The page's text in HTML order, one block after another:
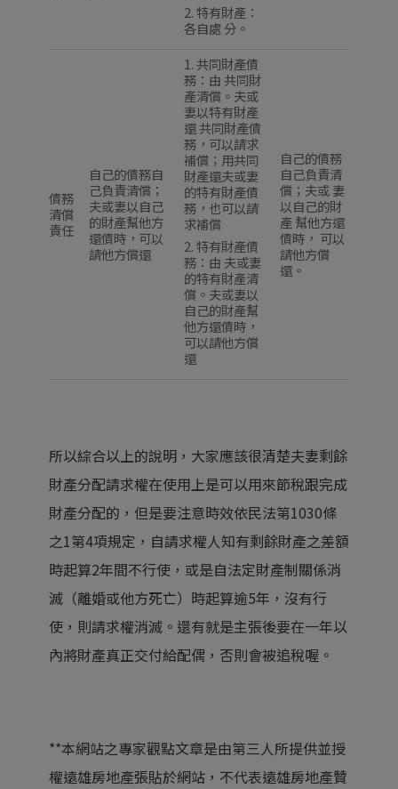
2. 特有財產：
各自處 分。
債務
清償
責任
自己的債務自
己負責清償；
夫或妻以自己
的財產幫他方
還債時，可以
請他方償還
1. 共同財產債
務：由 共同財
產清償。夫或
妻以特有財產
還 共同財產債
務，可以請求
補償；用共同
財產還夫或妻
的特有財產債
務，也可以請
求補償
2. 特有財產債
務：由 夫或妻
的特有財產清
償。夫或妻以
自己的財產幫
他方還債時，
可以請他方償
還
自己的債務
自己負責清
償；夫或 妻
以自己的財
產 幫他方還
債時， 可以
請他方償
還。
所以綜合以上的說明，大家應該很清楚夫妻剩餘
財產分配請求權在使用上是可以用來節稅跟完成
財產分配的，但是要注意時效依民法第1030條
之1第4項規定，自請求權人知有剩餘財產之差額
時起算2年間不行使，或是自法定財產制關係消
滅（離婚或他方死亡）時起算逾5年，沒有行
使，則請求權消滅。還有就是主張後要在一年以
內將財產真正交付給配偶，否則會被追稅喔。
**本網站之專家觀點文章是由第三人所提供並授
權遠雄房地產張貼於網站，不代表遠雄房地產贊